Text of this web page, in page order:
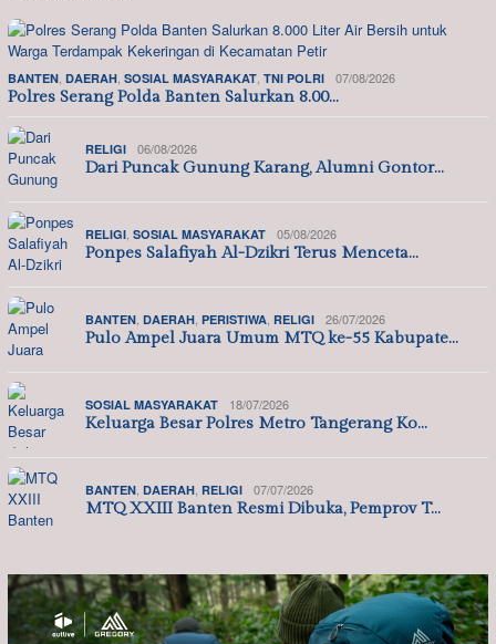
BANTEN DAERAH SOSIAL MASYARAKAT TNI POLRI 07/08/2026
Polres Serang Polda Banten Salurkan 8.00…
RELIGI 06/08/2026
Dari Puncak Gunung Karang, Alumni Gontor…
RELIGI SOSIAL MASYARAKAT 05/08/2026
Ponpes Salafiyah Al-Dzikri Terus Menceta…
BANTEN DAERAH PERISTIWA RELIGI 26/07/2026
Pulo Ampel Juara Umum MTQ ke-55 Kabupate…
SOSIAL MASYARAKAT 18/07/2026
Keluarga Besar Polres Metro Tangerang Ko…
BANTEN DAERAH RELIGI 07/07/2026
MTQ XXIII Banten Resmi Dibuka, Pemprov T…